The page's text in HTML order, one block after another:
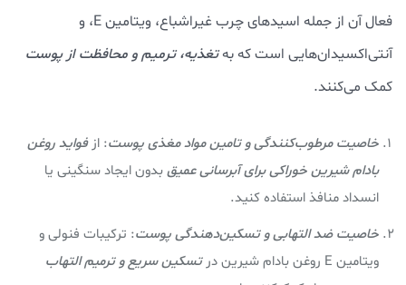
فعال آن از جمله اسیدهای چرب غیراشباع، ویتامین E، و
آنتی‌اکسیدان‌هایی است که بهتغذیه، ترمیم و محافظت از پوست
کمک می‌کنند.
خاصیت مرطوب‌کنندگی و تامین مواد مغذی پوست: از فواید روغن
بادام شیرین خوراکی برای آبرسانی عمیقبدون ایجاد سنگینی یا
انسداد منافذ استفاده کنید.
خاصیت ضد التهابی و تسکین‌دهندگی پوست: ترکیبات فنولی و
ویتامین E روغن بادام شیرین در
تسکین سریع و ترمیم التهاب